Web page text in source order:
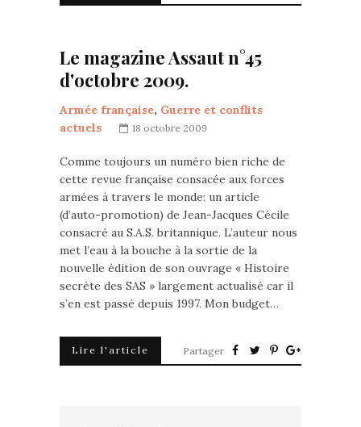
Le magazine Assaut n°45
d'octobre 2009.
Armée française, Guerre et conflits
actuels
18 octobre 2009
Comme toujours un numéro bien riche de
cette revue française consacée aux forces
armées à travers le monde: un article
(d’auto-promotion) de Jean-Jacques Cécile
consacré au S.A.S. britannique. L’auteur nous
met l’eau à la bouche à la sortie de la
nouvelle édition de son ouvrage « Histoire
secrète des SAS » largement actualisé car il
s’en est passé depuis 1997. Mon budget…
Lire l'article Partager